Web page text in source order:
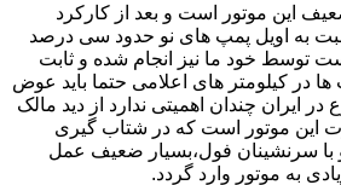
این موتور است و بعد از کارکرد
الی 100/000 نسبت به اویل پمپ های نو حدود سی درصد
توسط خود ما نیز انجام شده و ثابت
در کیلومتر های اعلامی حتما باید عوض
ایران چندان اهمیتی ندارد از دید مالک
این موتور است که در شتاب گیری
با سرنشینان فول،بسیار ضعیف عمل
به موتور وارد گردد.